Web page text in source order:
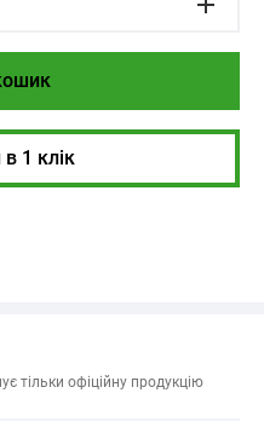
1 клік
тільки офіційну продукцію